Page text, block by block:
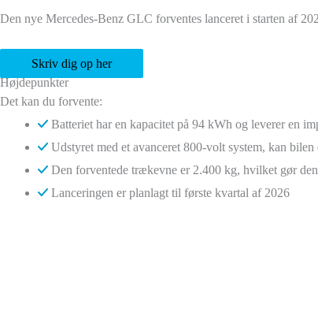
Den nye Mercedes-Benz GLC forventes lanceret i starten af
Skriv dig op her
Højdepunkter
Det kan du forvente:
Batteriet har en kapacitet på 94 kWh og leverer en
Udstyret med et avanceret 800-volt system, kan
Den forventede trækevne er 2.400 kg, hvilket gør
Lanceringen er planlagt til første kvartal af 2026